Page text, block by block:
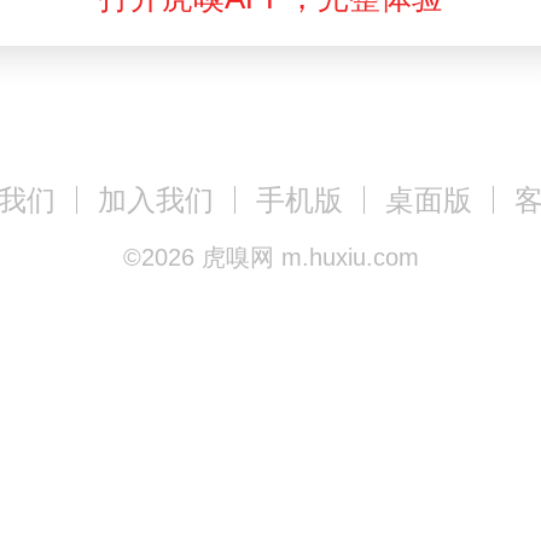
们 加入我们 手机版 桌面版
©2026 虎嗅网 m.huxiu.com